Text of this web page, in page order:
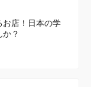
お店！日本の学
？